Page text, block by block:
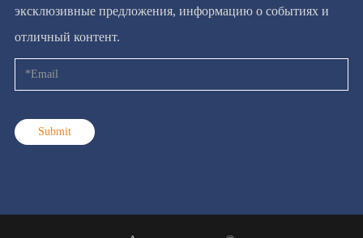
эксклюзивные предложения, информацию о событиях и
отличный контент.
Submit